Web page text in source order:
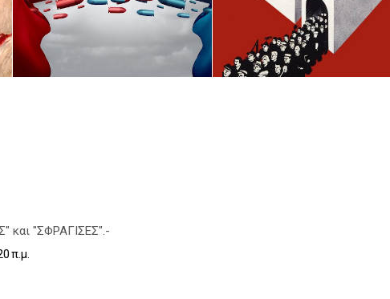
και "ΣΦΡΑΓΙΣΕΣ".-
π.μ.